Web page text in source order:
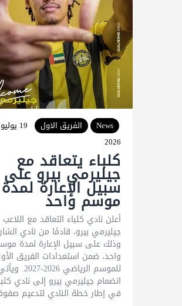
News الفريق الاول
19
2026
كلباء يتعاقد مع
جيليرمي بيرو على
سبيل الإعارة لمدة
موسم واحد
أعلن نادي كلباء التعاقد مع اللاعب
جيليرمي بيرو، قادمًا من نادي
وذلك على سبيل الإعارة لمدة
واحد، ضمن استعدادات الفريق
للموسم الرياضي 2026-2027.
انضمام جيليرمي بيرو إلى نادي
في إطار خطة النادي لتدعيم